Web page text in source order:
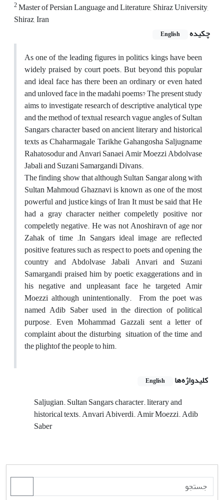
2Master of Persian Language and Literature, Shiraz University,
Shiraz, Iran
چکیده
English
As one of the leading figures in politics kings have been
widely praised by court poets. But beyond this popular
and ideal face has there been an ordinary or even hated
and unloved face in the madahi poems? The present study
aims to investigate research of descriptive analytical type
and the method of textual research vague angles of Sultan
Sangars character based on ancient literary and historical
texts as Chaharmagale Tarikhe Gahangosha Saljugname
Rahatosodur and Anvari Sanaei Amir Moezzi Abdolvase
Jabali and Suzani Samargandi Divans.
The finding show that although Sultan Sangar along with
Sultan Mahmoud Ghaznavi is known as one of the most
powerful and justice kings of Iran It must be said that He
had a gray character neither compeletly positive nor
compeletly negative. He was not Anoshiravn of age nor
Zahak of time .In Sangars ideal image are reflected
positive features such as respect to poets and opening the
country and Abdolvase Jabali Anvari and Suzani
Samargandi praised him by poetic exaggerations and in
his negative and unpleasant face he targeted Amir
Moezzi although unintentionally. From the poet was
named Adib Saber used in the direction of political
purpose. Even Mohammad Gazzali sent a letter of
complaint about the disturbing situation of the time and
the plightof the people to him.
کلیدواژه‌ها English
Saljugian. Sultan Sangars character. literary and
historical texts. Anvari Abiverdi. Amir Moezzi. Adib
Saber